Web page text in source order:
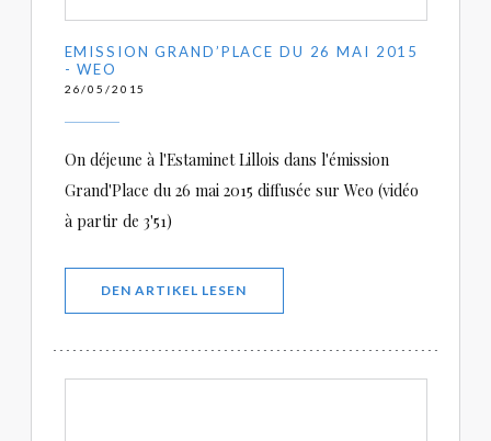
EMISSION GRAND’PLACE DU 26 MAI 2015
- WEO
26/05/2015
On déjeune à l'Estaminet Lillois dans l'émission
Grand'Place du 26 mai 2015 diffusée sur Weo (vidéo
à partir de 3'51)
DEN ARTIKEL LESEN